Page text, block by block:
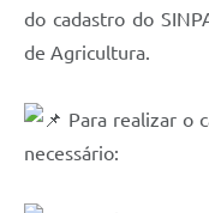
do cadastro do
de Agricultura.
Para realizar o
necessário: